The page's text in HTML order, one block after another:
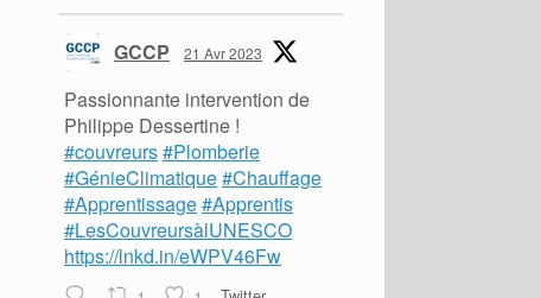
GCCP 21 Avr 2023
Passionnante intervention de
Philippe Dessertine !
#couvreurs#Plomberie
#GénieClimatique#Chauffage
#Apprentissage#Apprentis
#LesCouvreursàlUNESCO
https://lnkd.in/eWPV46Fw